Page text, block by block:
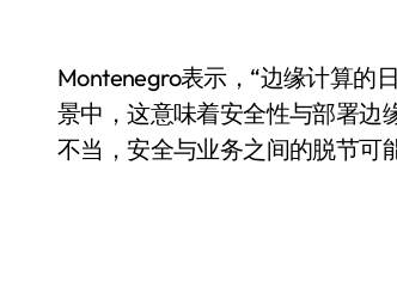
Montenegro表示，“边缘计算的
景中，这意味着安全性与部署边
不当，安全与业务之间的脱节可